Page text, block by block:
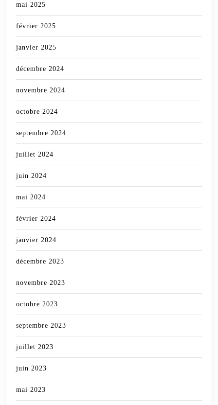
mai 2025
février 2025
janvier 2025
décembre 2024
novembre 2024
octobre 2024
septembre 2024
juillet 2024
juin 2024
mai 2024
février 2024
janvier 2024
décembre 2023
novembre 2023
octobre 2023
septembre 2023
juillet 2023
juin 2023
mai 2023